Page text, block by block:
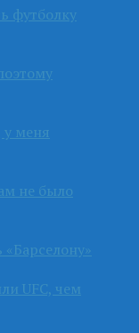
футболку
меня
не было
UFC, чем